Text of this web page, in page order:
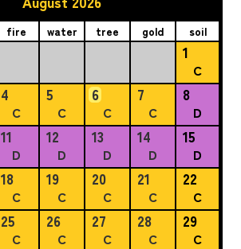
fire water tree gold soil
1
C
4
C
5
C
6
C
7
C
8
D
11
D
12
D
13
D
14
D
15
D
18
C
19
C
20
C
21
C
22
C
25
C
26
C
27
C
28
C
29
C